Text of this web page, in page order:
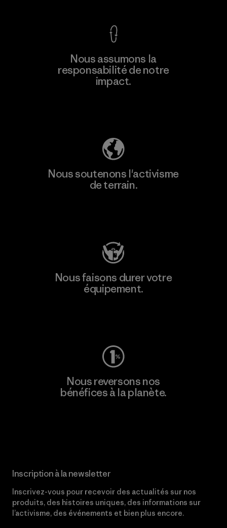
Nous assumons la
responsabilité de notre
impact.
Nous soutenons l'activisme
de terrain.
Nous faisons durer votre
équipement.
Nous reversons nos
bénéfices à la planète.
Inscription à la newsletter
Inscrivez-vous pour recevoir des actualités sur nos
produits, des histoires uniques, des informations sur
l’activisme, des événements et bien plus encore.